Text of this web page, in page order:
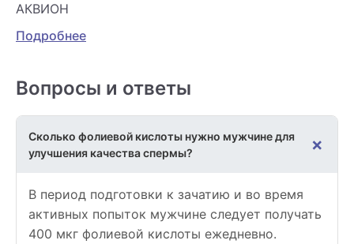
АКВИОН
Подробнее
Вопросы и ответы
Сколько фолиевой кислоты нужно мужчине для
улучшения качества спермы?
+
В период подготовки к зачатию и во время
активных попыток мужчине следует получать
400 мкг фолиевой кислоты ежедневно.